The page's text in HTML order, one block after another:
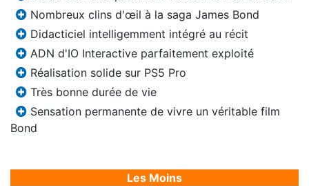
Nombreux clins d'œil à la saga James Bond
Didacticiel intelligemment intégré au récit
ADN d'IO Interactive parfaitement exploité
Réalisation solide sur PS5 Pro
Très bonne durée de vie
Sensation permanente de vivre un véritable film
Bond
Les Moins